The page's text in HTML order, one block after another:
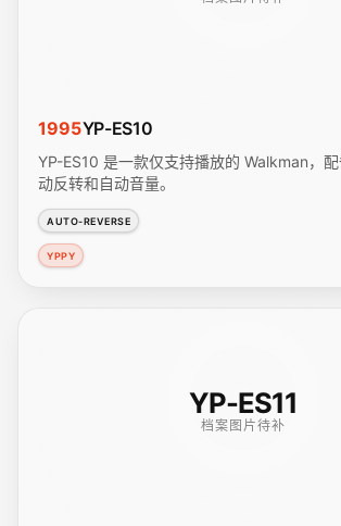
1995YP-ES10
YP-ES10 是一款仅支持播放的 Walkman，
动反转和自动音量。
AUTO-REVERSE
YPPY
YP-ES11
档案图片待补